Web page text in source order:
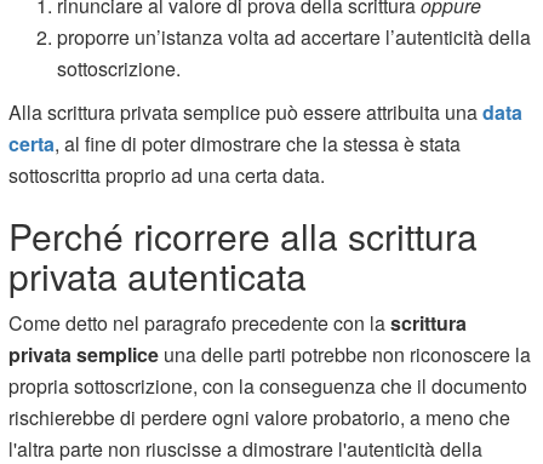
proporre un’istanza volta ad accertare l’autenticità della
sottoscrizione.
Alla scrittura privata semplice può essere attribuita unadata
certa, al fine di poter dimostrare che la stessa è stata
sottoscritta proprio ad una certa data.
Perché ricorrere alla scrittura
privata autenticata
Come detto nel paragrafo precedente con lascrittura
privata semplice una delle parti potrebbe non riconoscere la
propria sottoscrizione, con la conseguenza che il documento
rischierebbe di perdere ogni valore probatorio, a meno che
l'altra parte non riuscisse a dimostrare l'autenticità della